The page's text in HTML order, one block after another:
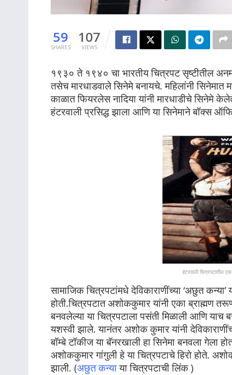
59
SHARES
107
VIEWS
१९३० ते १९४० चा भारतीय चित्रपट सृष्टीतील
तसेच मारधाडवाले सिनेमे बनायचे. महिलांनी सिनेमात
काळात फियरलेस नादिया यांनी मारधाडीचे सिनेमे
हंटरवाली प्रसिद्ध झाला आणि या सिनेमाने बॉक्स
हंटरवाली चित्रपटातील एक
सामाजिक चित्रपटांमधे देविकाराणींच्या ‘अछुत
होती.चित्रपटात अशोककुमार यांनी एका ब्राह्मण
बनवलेल्या या चित्रपटाला पसंती मिळाली आणि
यशस्वी झाले. यानंतर अशोक कुमार यांनी
बॉम्बे टॉकीज या बॅनरखाली हा सिनेमा बनवला गेला
अशोककुमार गांगुली हे या चित्रपटाचे हिरो होते.
झाली. (अछुत कन्याया चित्रपटाची लिंक )